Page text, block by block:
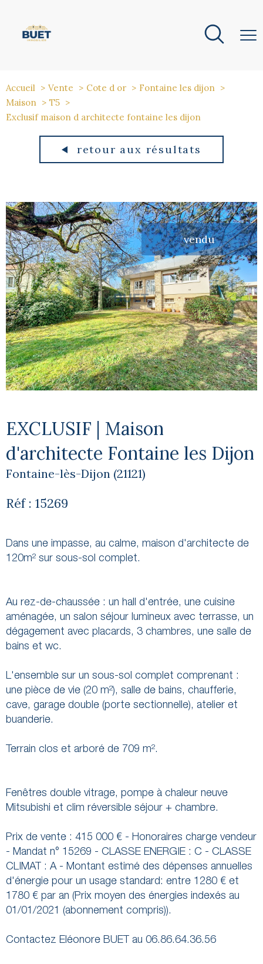
Accueil Vente Cote d or
Fontaine les dijon
Maison
T5
Exclusif maison d architecte fontaine les dijon
retour aux résultats
vendu
EXCLUSIF | Maison
d'architecte Fontaine les Dijon
Fontaine-lès-Dijon (21121)
Réf : 15269
Dans une impasse, au calme, maison d'architecte de
120m² sur sous-sol complet.
Au rez-de-chaussée : un hall d'entrée, une cuisine
aménagée, un salon séjour lumineux avec terrasse, un
dégagement avec placards, 3 chambres, une salle de
bains et wc.
L'ensemble sur un sous-sol complet comprenant :
une pièce de vie (20 m²), salle de bains, chaufferie,
cave, garage double (porte sectionnelle), atelier et
buanderie.
Terrain clos et arboré de 709 m².
Fenêtres double vitrage, pompe à chaleur neuve
Mitsubishi et clim réversible séjour + chambre.
Prix de vente : 415 000 € - Honoraires charge vendeur
- Mandat n° 15269 - CLASSE ENERGIE : C - CLASSE
CLIMAT : A - Montant estimé des dépenses annuelles
d'énergie pour un usage standard: entre 1280 € et
1780 € par an (Prix moyen des énergies indexés au
01/01/2021 (abonnement compris)).
Contactez Eléonore BUET au 06.86.64.36.56